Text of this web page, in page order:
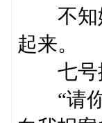
不知她
起来。
七号探
“请你